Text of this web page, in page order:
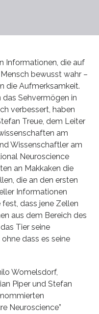
Informationen, die auf
bewusst wahr –
die Aufmerksamkeit.
Sehvermögen in
verbessert, haben
Treue, dem Leiter
am
Wissenschaftler am
Neuroscience
an Makkaken die
die an den ersten
Informationen
dass jene Zellen
aus dem Bereich des
Tier seine
dass es seine
Womelsdorf,
Piper und Stefan
Neuroscience”